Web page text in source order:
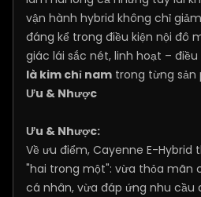
vận hành hybrid không chỉ
đáng kể trong điều kiện nội đô
giác lái sắc nét, linh hoạt –
là kim chỉ nam trong từng sản
Ưu & Nhược
Ưu & Nhược:
Về ưu điểm, Cayenne E-Hybrid
"hai trong một": vừa thỏa mãn
cá nhân, vừa đáp ứng nhu cầu